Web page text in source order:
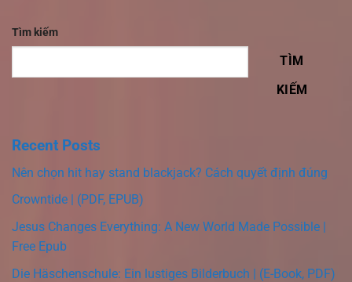
Tìm kiếm
TÌM
KIẾM
Recent Posts
Nên chọn hit hay stand blackjack? Cách quyết định đúng
Crowntide | (PDF, EPUB)
Jesus Changes Everything: A New World Made Possible |
Free Epub
Die Häschenschule: Ein lustiges Bilderbuch | (E-Book, PDF)